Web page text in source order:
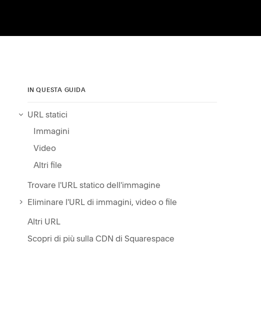
IN QUESTA GUIDA
URL statici
Immagini
Video
Altri file
Trovare l'URL statico dell'immagine
Eliminare l'URL di immagini, video o file
Altri URL
Scopri di più sulla CDN di Squarespace